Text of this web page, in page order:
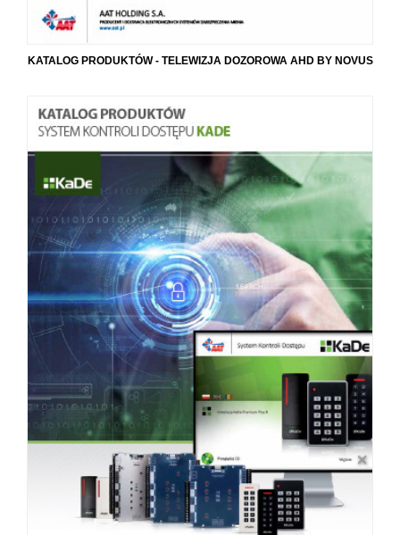
KATALOG PRODUKTÓW - TELEWIZJA DOZOROWA AHD BY NOVUS